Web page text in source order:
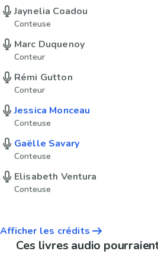
Jaynelia Coadou
Conteuse
Marc Duquenoy
Conteur
Rémi Gutton
Conteur
Jessica Monceau
Conteuse
Gaëlle Savary
Conteuse
Elisabeth Ventura
Conteuse
Afficher les crédits
Ces livres audio